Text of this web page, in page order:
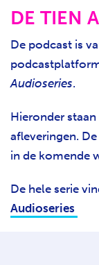
DE TIEN
De podcast is
Audioseries.
Hieronder staan
afleveringen.
in de komende
De hele serie
Audioseries